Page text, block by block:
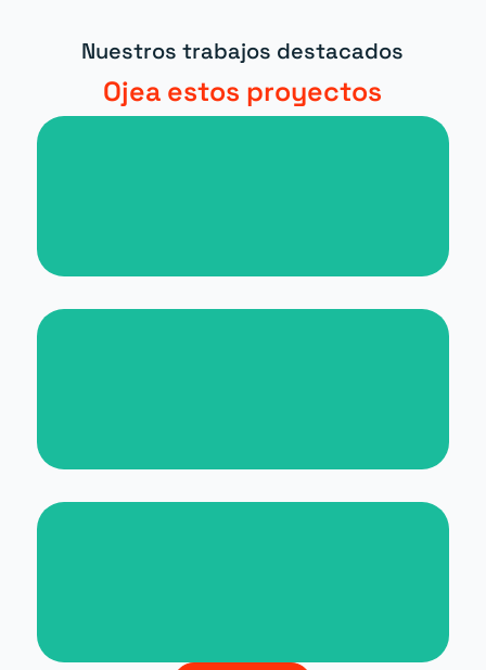
Nuestros trabajos destacados
Ojea estos proyectos